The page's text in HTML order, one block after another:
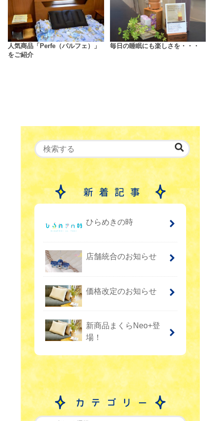
人気商品「Perfe（パルフェ）」
をご紹介
毎日の睡眠にも楽しさを・・・
ひらめきの時
店舗統合のお知らせ
価格改定のお知らせ
新商品まくらNeo+登
場！